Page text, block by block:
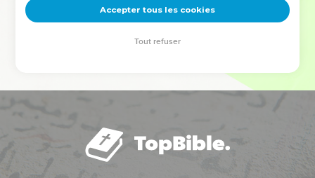
équipe, un groupe ou une famille, leur expérience est faite
pour vous.
Accepter tous les cookies
Tout refuser